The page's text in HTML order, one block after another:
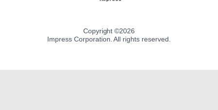
Copyright ©2026
Impress Corporation. All rights reserved.